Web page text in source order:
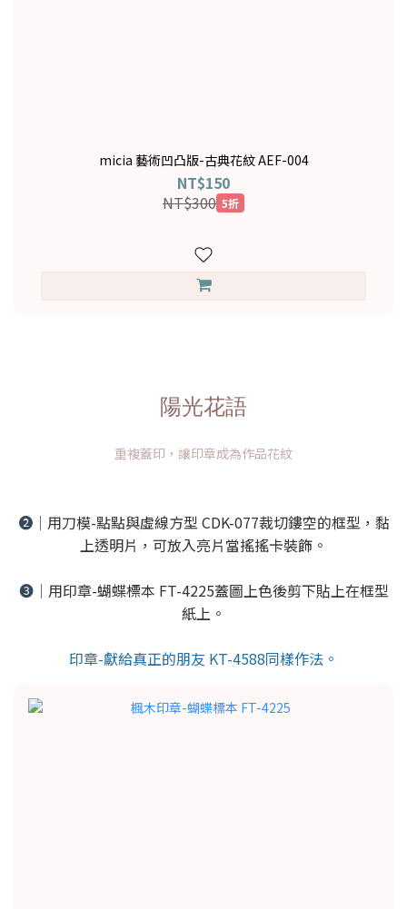
micia 藝術凹凸版-古典花紋 AEF-004
NT$150
NT$300 5折
陽光花語
重複蓋印，讓印章成為作品花紋
➋｜ 用刀模-點點與虛線方型 CDK-077裁切鏤空的框型，黏
上透明片，可放入亮片當搖搖卡裝飾。
➌｜ 用印章-蝴蝶標本 FT-4225蓋圖上色後剪下貼上在框型
紙上。
印章-獻給真正的朋友 KT-4588同樣作法。